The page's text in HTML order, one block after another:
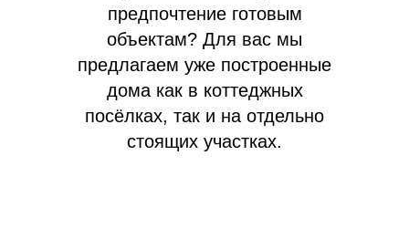
предпочтение готовым
объектам? Для вас мы
предлагаем уже построенные
дома как в коттеджных
посёлках, так и на отдельно
стоящих участках.